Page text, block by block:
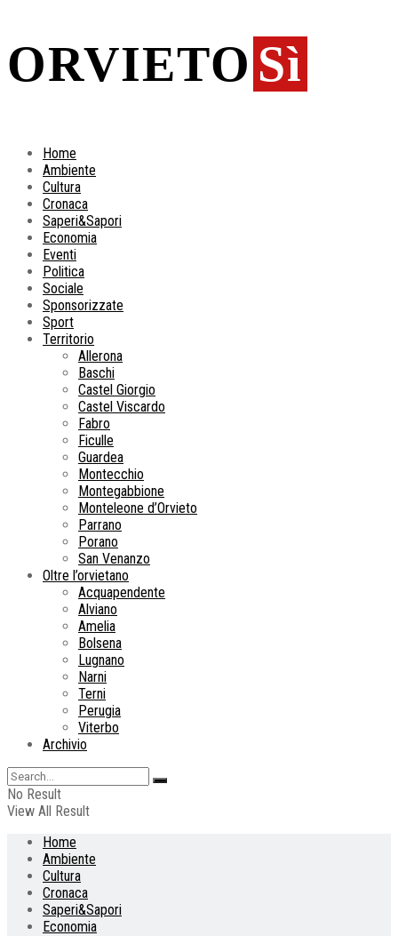
ORVIETO Sì
Home
Ambiente
Cultura
Cronaca
Saperi&Sapori
Economia
Eventi
Politica
Sociale
Sponsorizzate
Sport
Territorio
Allerona
Baschi
Castel Giorgio
Castel Viscardo
Fabro
Ficulle
Guardea
Montecchio
Montegabbione
Monteleone d’Orvieto
Parrano
Porano
San Venanzo
Oltre l’orvietano
Acquapendente
Alviano
Amelia
Bolsena
Lugnano
Narni
Terni
Perugia
Viterbo
Archivio
No Result
View All Result
Home
Ambiente
Cultura
Cronaca
Saperi&Sapori
Economia